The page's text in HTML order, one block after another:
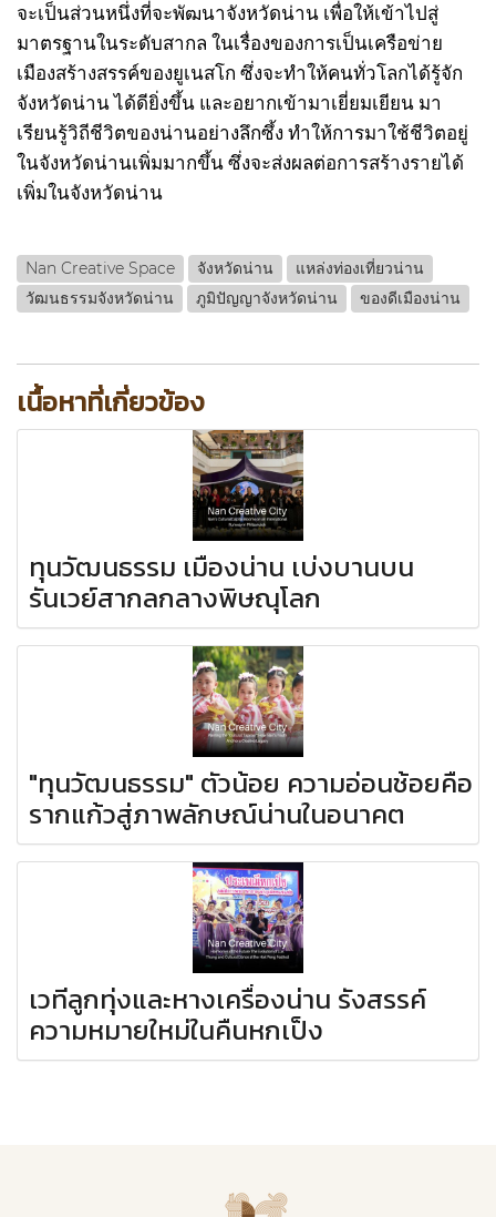
จะเป็นส่วนหนึ่งที่จะพัฒนาจังหวัดน่าน เพื่อให้เข้าไปสู่
มาตรฐานในระดับสากล ในเรื่องของการเป็นเครือข่าย
เมืองสร้างสรรค์ของยูเนสโก ซึ่งจะทำให้คนทั่วโลกได้รู้จัก
จังหวัดน่าน ได้ดียิ่งขึ้น และอยากเข้ามาเยี่ยมเยียน มา
เรียนรู้วิถีชีวิตของน่านอย่างลึกซึ้ง ทำให้การมาใช้ชีวิตอยู่
ในจังหวัดน่านเพิ่มมากขึ้น ซึ่งจะส่งผลต่อการสร้างรายได้
เพิ่มในจังหวัดน่าน
Nan Creative Space จังหวัดน่าน
แหล่งท่องเที่ยวน่าน
วัฒนธรรมจังหวัดน่าน
ภูมิปัญญาจังหวัดน่าน ของดีเมืองน่าน
เนื้อหาที่เกี่ยวข้อง
ทุนวัฒนธรรม เมืองน่าน เบ่งบานบน
รันเวย์สากลกลางพิษณุโลก
"ทุนวัฒนธรรม" ตัวน้อย ความอ่อนช้อยคือ
รากแก้วสู่ภาพลักษณ์น่านในอนาคต
เวทีลูกทุ่งและหางเครื่องน่าน รังสรรค์
ความหมายใหม่ในคืนหกเป็ง